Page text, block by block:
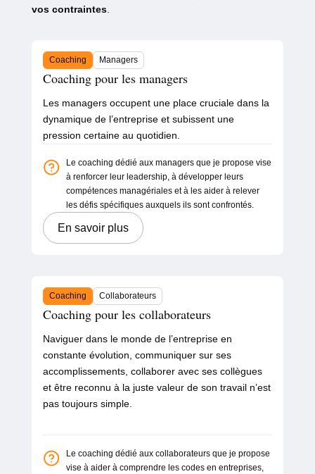
vos contraintes.
Coaching Managers
Coaching pour les managers
Les managers occupent une place cruciale dans la
dynamique de l’entreprise et subissent une
pression certaine au quotidien.
Le coaching dédié aux managers que je propose vise
à renforcer leur leadership, à développer leurs
compétences managériales et à les aider à relever
les défis spécifiques auxquels ils sont confrontés.
En savoir plus
Coaching Collaborateurs
Coaching pour les collaborateurs
Naviguer dans le monde de l’entreprise en
constante évolution, communiquer sur ses
accomplissements, collaborer avec ses collègues
et être reconnu à la juste valeur de son travail n’est
pas toujours simple.
Le coaching dédié aux collaborateurs que je propose
vise à aider à comprendre les codes en entreprises,